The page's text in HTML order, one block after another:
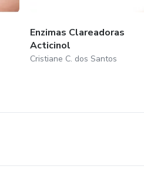
Enzimas Clareadoras
Acticinol
Cristiane C. dos Santos